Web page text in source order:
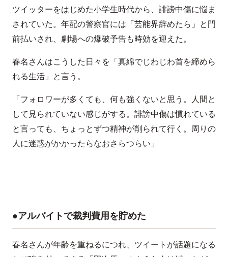
ツイッターをはじめた小学生時代から、誹謗中傷に悩ま
されていた。年配の警察官には「芸能界辞めたら」と門
前払いされ、劇場への爆破予告も時効を迎えた。
春名さんはこうした日々を「真綿でじわじわ首を締めら
れる生活」と言う。
「フォロワーが多くても、何も強くないと思う。人間と
して見られていない感じがする。誹謗中傷は慣れている
と言っても、ちょっとずつ精神が削られて行く。周りの
人に迷惑がかかったらなおさらつらい」
●アルバイトで裁判費用を貯めた
春名さんが年齢を重ねるにつれ、ツイートが話題になる